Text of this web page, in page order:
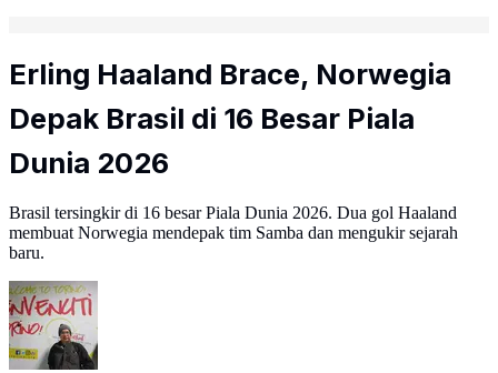
Erling Haaland Brace, Norwegia
Depak Brasil di 16 Besar Piala
Dunia 2026
Brasil tersingkir di 16 besar Piala Dunia 2026. Dua gol Haaland
membuat Norwegia mendepak tim Samba dan mengukir sejarah
baru.